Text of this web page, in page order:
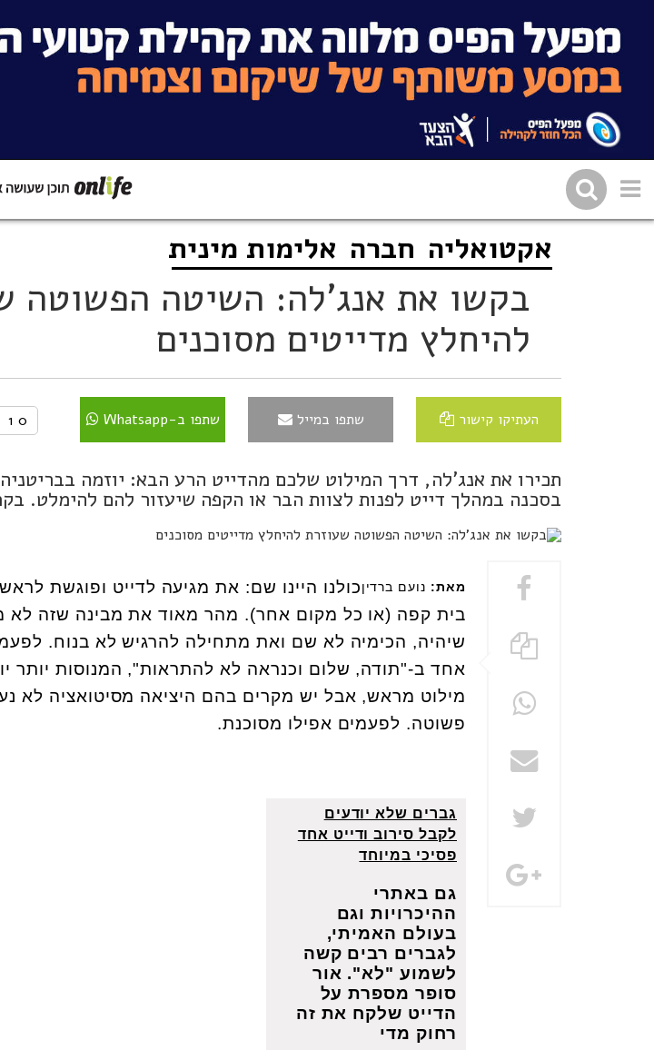
שתפו בפייסבוק העתיקו קישור אקטואליה חברה אלימות מינית
בקשו את אנג'לה: השיטה הפשוטה
להיחלץ מדייטים מסוכנים
העתיקו קישור שתפו במייל שתפו ב-Whatsapp 0
תכירו את אנג'לה, דרך המילוט שלכם מהדייט הרע הבא: יוזמה
בסכנה במהלך דייט לפנות לצוות הבר או הקפה שיעזור להם להימלט.
מאת: נועם ברדיןכולנו היינו שם: את מגיעה לדייט ופוגשת
בית קפה (או כל מקום אחר). מהר מאוד את מבינה שזה לא
שיהיה, הכימיה לא שם ואת מתחילה להרגיש לא בנוח.
אחד ב-"תודה, שלום וכנראה לא להתראות", המנוסות יותר
מילוט מראש, אבל יש מקרים בהם היציאה מסיטואציה לא
פשוטה. לפעמים אפילו מסוכנת.
גברים שלא יודעים
לקבל סירוב ודייט אחד
פסיכי במיוחד
גם באתרי
ההיכרויות וגם
בעולם האמיתי,
לגברים רבים קשה
לשמוע "לא". אור
סופר מספרת על
הדייט שלקח את זה
רחוק מדי